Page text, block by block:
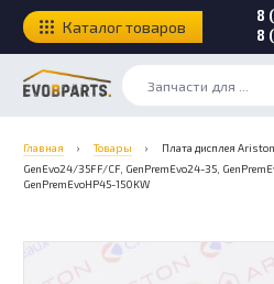
8
8
Каталог товаров
Главная › Товары ›
Плата дисплея Ariston
GenEvo24/35FF/CF, GenPremEvo24-35,
GenPremEvoHP45-150KW